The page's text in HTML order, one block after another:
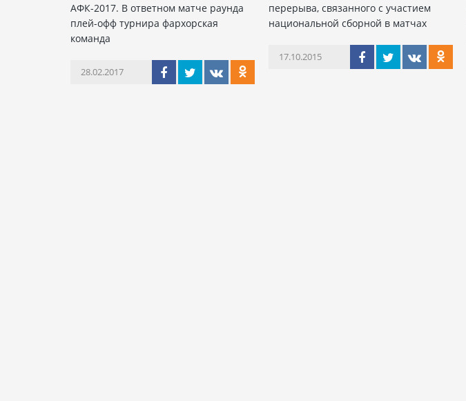
АФК-2017. В ответном матче раунда
плей-офф турнира фархорская
команда
28.02.2017
перерыва, связанного с участием
национальной сборной в матчах
17.10.2015